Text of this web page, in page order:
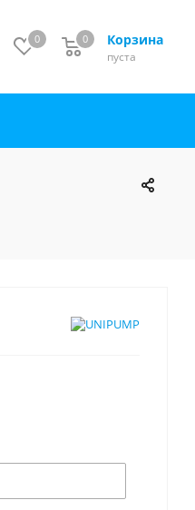
0 Корзина
0
пуста
0